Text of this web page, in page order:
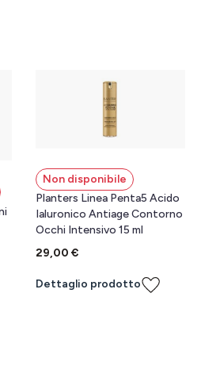
Non disponibile
Planters Linea Penta5 Acido
Ialuronico Antiage Contorno
Occhi Intensivo 15 ml
29,00 €
Dettaglio prodotto